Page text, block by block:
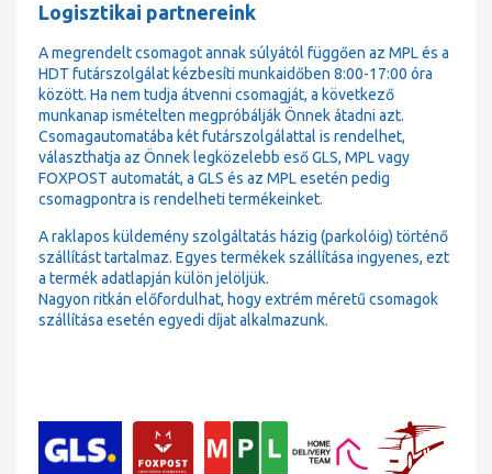
Logisztikai partnereink
A megrendelt csomagot annak súlyától függően az MPL és a
HDT futárszolgálat kézbesíti munkaidőben 8:00-17:00 óra
között. Ha nem tudja átvenni csomagját, a következő
munkanap ismételten megpróbálják Önnek átadni azt.
Csomagautomatába két futárszolgálattal is rendelhet,
választhatja az Önnek legközelebb eső GLS, MPL vagy
FOXPOST automatát, a GLS és az MPL esetén pedig
csomagpontra is rendelheti termékeinket.
A raklapos küldemény szolgáltatás házig (parkolóig) történő
szállítást tartalmaz. Egyes termékek szállítása ingyenes, ezt
a termék adatlapján külön jelöljük.
Nagyon ritkán előfordulhat, hogy extrém méretű csomagok
szállítása esetén egyedi díjat alkalmazunk.